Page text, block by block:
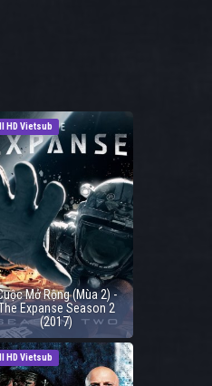
HD Vietsub
Mở Rộng (Mùa 2) -
Expanse Season 2
(2017)
HD Vietsub